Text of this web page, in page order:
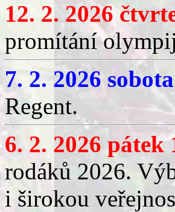
12. 2. 2026
promítání
7. 2. 2026
Regent.
6. 2. 2026 pátek
rodáků 2026.
i širokou